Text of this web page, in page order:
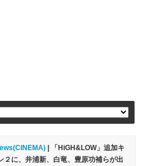
| 「HiGH&LOW」追加キ
２に、井浦新、白竜、豊原功補らが出